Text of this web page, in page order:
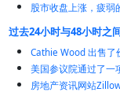
股市收盘上涨，疲弱
过去24小时与48小时之
Cathie Wood 出售了
美国参议院通过了一
房地产资讯网站